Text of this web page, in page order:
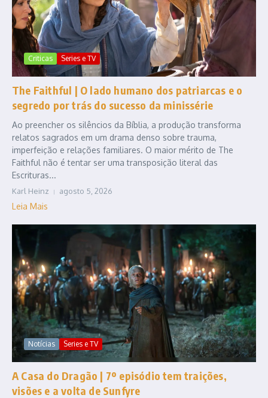
Criticas Series e TV
The Faithful | O lado humano dos patriarcas e o
segredo por trás do sucesso da minissérie
Ao preencher os silêncios da Bíblia, a produção transforma
relatos sagrados em um drama denso sobre trauma,
imperfeição e relações familiares. O maior mérito de The
Faithful não é tentar ser uma transposição literal das
Escrituras...
Karl Heinz agosto 5, 2026
Leia Mais
Notícias Series e TV
A Casa do Dragão | 7º episódio tem traições,
visões e a volta de Sunfyre